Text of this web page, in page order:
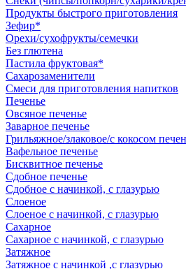
Продукты быстрого приготовления
Зефир*
Орехи/сухофрукты/семечки
Без глютена
Пастила фруктовая*
Сахарозаменители
Смеси для приготовления напитков
Печенье
Овсяное печенье
Заварное печенье
Грильяжное/злаковое/с кокосом
Вафельное печенье
Бисквитное печенье
Сдобное печенье
Сдобное с начинкой, с глазурью
Слоеное
Слоеное с начинкой, с глазурью
Сахарное
Сахарное с начинкой, с глазурью
Затяжное
Затяжное с начинкой ,с глазурью